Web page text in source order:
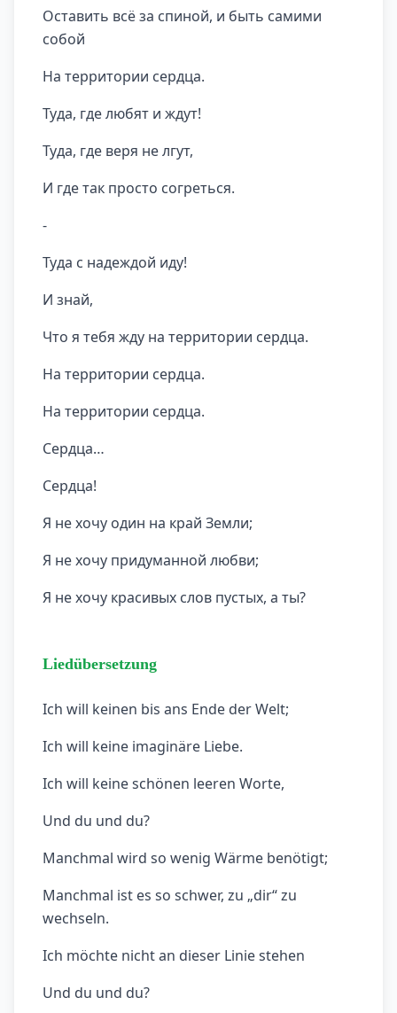
Оставить всё за спиной, и быть самими
собой
На территории сердца.
Туда, где любят и ждут!
Туда, где веря не лгут,
И где так просто согреться.
-
Туда с надеждой иду!
И знай,
Что я тебя жду на территории сердца.
На территории сердца.
На территории сердца.
Сердца…
Сердца!
Я не хочу один на край Земли;
Я не хочу придуманной любви;
Я не хочу красивых слов пустых, а ты?
Liedübersetzung
Ich will keinen bis ans Ende der Welt;
Ich will keine imaginäre Liebe.
Ich will keine schönen leeren Worte,
Und du und du?
Manchmal wird so wenig Wärme benötigt;
Manchmal ist es so schwer, zu „dir“ zu
wechseln.
Ich möchte nicht an dieser Linie stehen
Und du und du?